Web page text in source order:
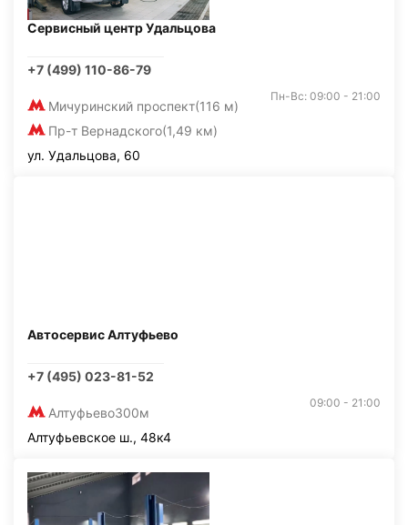
Сервисный центр Удальцова
+7 (499) 110-86-79
Мичуринский проспект(116 м)
Пр-т Вернадского(1,49 км)
Пн-Вс: 09:00 - 21:00
ул. Удальцова, 60
Автосервис Алтуфьево
+7 (495) 023-81-52
Алтуфьево300м
09:00 - 21:00
Алтуфьевское ш., 48к4